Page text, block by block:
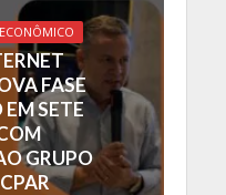
FASE
SETE
GRUPO